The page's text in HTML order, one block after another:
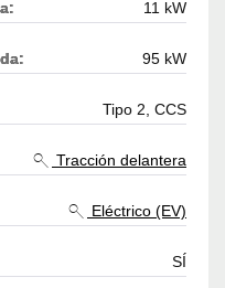
11 kW
95 kW
Tipo 2, CCS
Tracción delantera
Eléctrico (EV)
SÍ